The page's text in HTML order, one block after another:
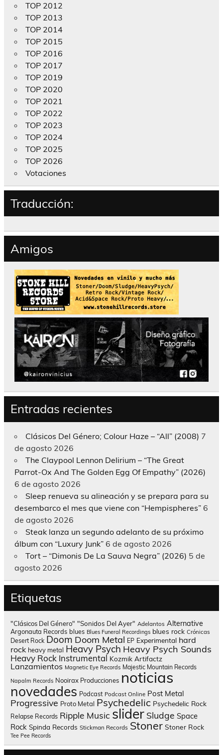
TOP 2012
TOP 2013
TOP 2014
TOP 2015
TOP 2016
TOP 2017
TOP 2019
TOP 2020
TOP 2021
TOP 2022
TOP 2023
TOP 2024
TOP 2025
TOP 2026
Votaciones
Traducción:
Amigos
Entradas recientes
Clásicos Del Género; Colour Haze – “All” (2008) 7
de agosto 2026
The Claypool Lennon Delirium – “The Great
Parrot-Ox And The Golden Egg Of Empathy” (2026)
6 de agosto 2026
Sleep renueva su alineación y se prepara para su
desembarco el mes que viene con “Hempispheres” 6
de agosto 2026
Steak lanza un segundo adelanto de su próximo
álbum con “Luxury Junk” 6 de agosto 2026
Tort – “Dimonis De La Sauva Negra” (2026) 5 de
agosto 2026
Etiquetas
"Clásicos Del Género" "Sonidos Del Ayer" Adelantos Alternative
Argonauta Records blues Blues Funeral Recordings blues rock Crónicas
Desert Rock Doom Doom Metal EP Experimental hard
rock heavy metal Heavy Psych Heavy Psych Sounds
Heavy Rock Instrumental Kozmik Artifactz
Lanzamientos Magnetic Eye Records Majestic Mountain Records
Napalm Records Nooirax Producciones noticias
novedades Podcast Podcast Online Post Metal
Progressive Proto Metal Psychedelic Psychedelic Rock
Relapse Records Ripple Music slider Sludge Space
Rock Spinda Records Stickman Records Stoner Stoner Rock
Tee Pee Records